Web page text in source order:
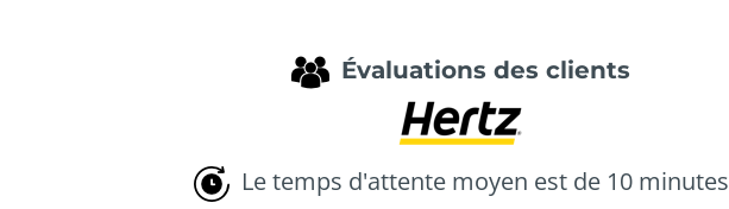
Évaluations des clients
Le temps d'attente moyen est de 10 minutes